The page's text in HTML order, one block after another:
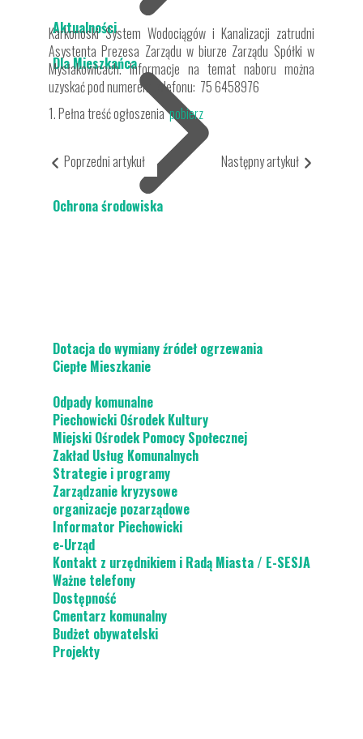
Aktualności
Dla Mieszkańca
Ochrona środowiska
Dotacja do wymiany źródeł ogrzewania
Ciepłe Mieszkanie
Odpady komunalne
Piechowicki Ośrodek Kultury
Miejski Ośrodek Pomocy Społecznej
Zakład Usług Komunalnych
Strategie i programy
Zarządzanie kryzysowe
organizacje pozarządowe
Informator Piechowicki
e-Urząd
Kontakt z urzędnikiem i Radą Miasta / E-SESJA
Ważne telefony
Dostępność
Cmentarz komunalny
Budżet obywatelski
Projekty
Karkonoski System Wodociągów i Kanalizacji zatrudni
Asystenta Prezesa Zarządu w biurze Zarządu Spółki w
Mysłakowicach. Informacje na temat naboru można
uzyskać pod numerem telefonu: 75 6458976
1. Pełna treść ogłoszeniapobierz
Poprzedni artykuł Następny artykuł